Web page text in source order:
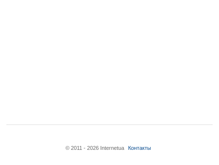
© 2011 - 2026 Internetua Контакты